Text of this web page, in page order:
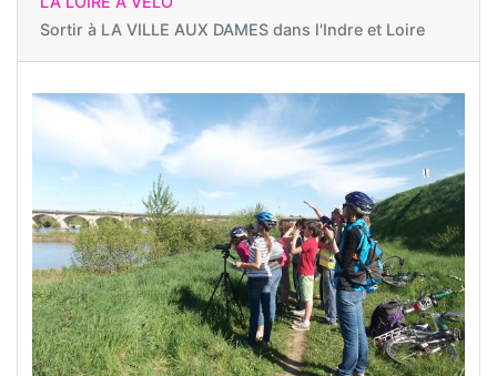
Sortir à LA VILLE AUX DAMES dans l'Indre et Loire